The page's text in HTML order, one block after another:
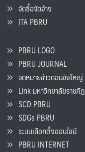
จัดซื้อจัดจ้าง
ITA PBRU
PBRU LOGO
PBRU JOURNAL
จดหมายข่าวดอนขังใหญ่
Link มหาวิทยาลัยราชภัฏ
SCD PBRU
SDGs PBRU
ระบบเลือกตั้งออนไลน์
PBRU INTERNET